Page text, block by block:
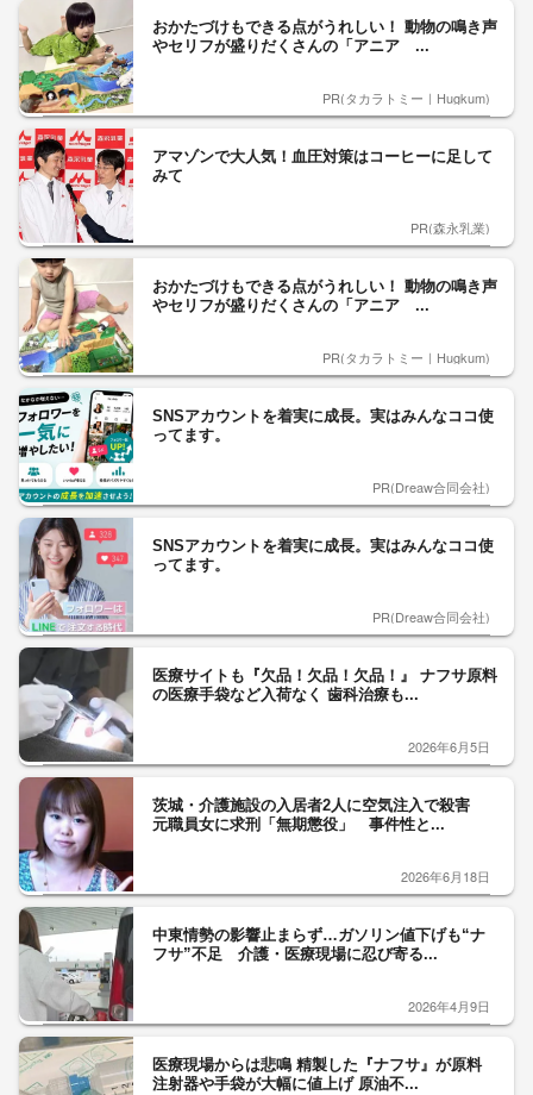
おかたづけもできる点がうれしい！ 動物の鳴き声
やセリフが盛りだくさんの「アニア ...
PR(タカラトミー｜Hugkum)
アマゾンで大人気！血圧対策はコーヒーに足して
みて
PR(森永乳業)
おかたづけもできる点がうれしい！ 動物の鳴き声
やセリフが盛りだくさんの「アニア ...
PR(タカラトミー｜Hugkum)
SNSアカウントを着実に成長。実はみんなココ使
ってます。
PR(Dreaw合同会社)
SNSアカウントを着実に成長。実はみんなココ使
ってます。
PR(Dreaw合同会社)
医療サイトも『欠品！欠品！欠品！』 ナフサ原料
の医療手袋など入荷なく 歯科治療も...
2026年6月5日
茨城・介護施設の入居者2人に空気注入で殺害
元職員女に求刑「無期懲役」 事件性と...
2026年6月18日
中東情勢の影響止まらず…ガソリン値下げも“ナ
フサ”不足 介護・医療現場に忍び寄る...
2026年4月9日
医療現場からは悲鳴 精製した『ナフサ』が原料
注射器や手袋が大幅に値上げ 原油不...